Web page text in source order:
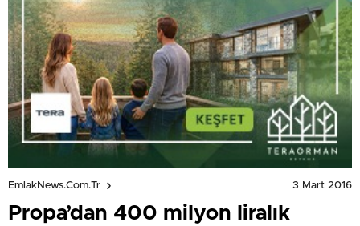
EmlakNews.com.tr 3 Mart 2016
Propa’dan 400 milyon liralık